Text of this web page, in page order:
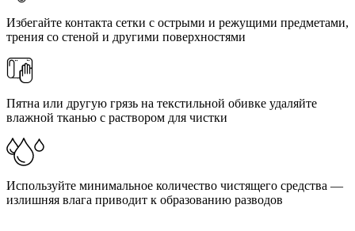
Избегайте контакта сетки с острыми и режущими предметами,
трения со стеной и другими поверхностями
Пятна или другую грязь на текстильной обивке удаляйте
влажной тканью с раствором для чистки
Используйте минимальное количество чистящего средства —
излишняя влага приводит к образованию разводов